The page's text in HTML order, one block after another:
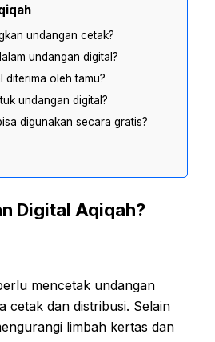
undangan cetak?
undangan digital?
diterima oleh tamu?
undangan digital?
digunakan secara gratis?
Digital Aqiqah?
mencetak undangan
cetak dan distribusi. Selain
limbah kertas dan